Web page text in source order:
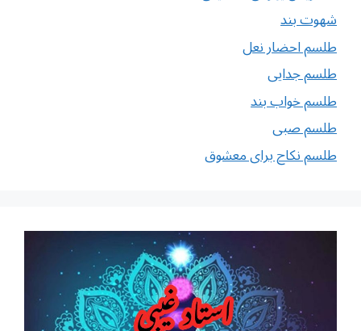
شهوت بند
طلسم احضار نعل
طلسم جدایی
طلسم خواب بند
طلسم صبی
طلسم نکاح برای معشوق